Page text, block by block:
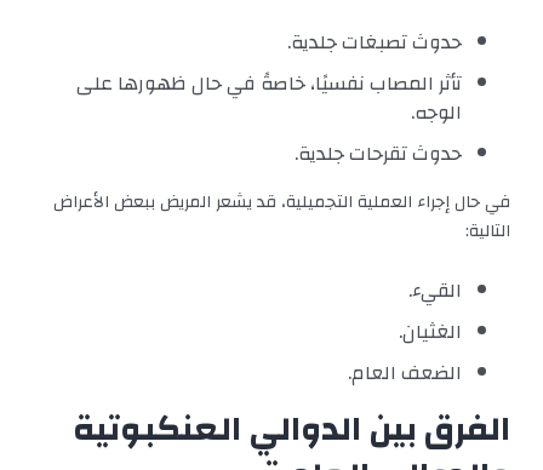
حدوث تصبغات جلدية.
تأثر المصاب نفسيًا، خاصةً في حال ظهورها على
الوجه.
حدوث تقرحات جلدية.
في حال إجراء العملية التجميلية، قد يشعر المريض ببعض الأعراض
التالية:
القيء.
الغثيان.
الضعف العام.
الفرق بين الدوالي العنكبوتية